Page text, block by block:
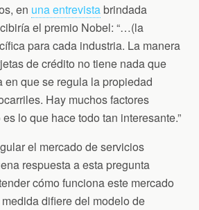
en una entrevistabrindada
el premio Nobel: “…(la
para cada industria. La manera
de crédito no tiene nada que
en que se regula la propiedad
Hay muchos factores
lo que hace todo tan interesante.”
el mercado de servicios
respuesta a esta pregunta
cómo funciona este mercado
difiere del modelo de